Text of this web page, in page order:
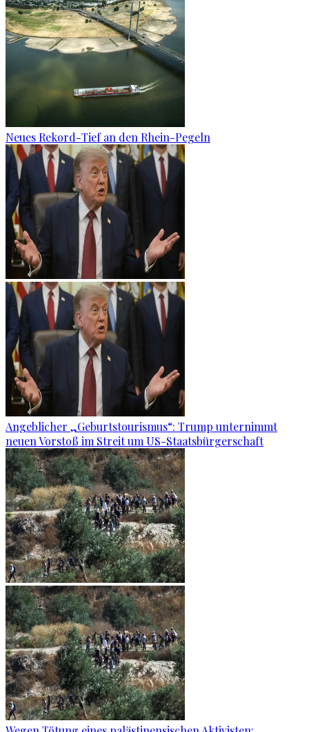
Neues Rekord-Tief an den Rhein-Pegeln
Angeblicher „Geburtstourismus“: Trump unternimmt
neuen Vorstoß im Streit um US-Staatsbürgerschaft